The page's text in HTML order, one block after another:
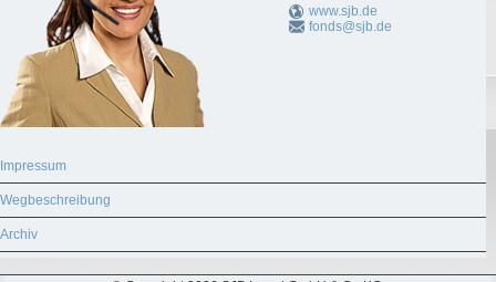
www.sjb.de
fonds@sjb.de
Impressum
Wegbeschreibung
Archiv